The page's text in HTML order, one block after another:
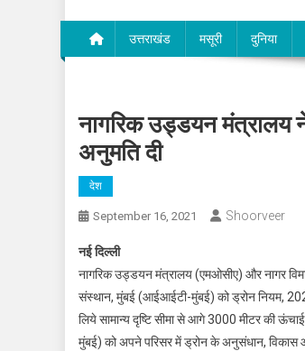
उत्तराखंड मसूरी दुनिया
नागरिक उड्डयन
अनुमति दी
देश
September 16, 2021 Shoorveer
नई दिल्ली
नागरिक उड्डयन मंत्रालय (एमओसीए) और नागर
संस्थान, मुंबई (आईआईटी-मुंबई) को ड्रोन नियम,
लिये सामान्य दृष्टि सीमा से आगे 3000 मीटर की
मुंबई) को अपने परिसर में ड्रोन के अनुसंधान, विकास